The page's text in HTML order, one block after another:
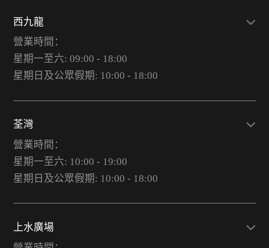
西九龍
營業時間：
星期一至六: 09:00 - 18:00
星期日及公眾假期: 10:00 - 18:00
荃灣
營業時間：
星期一至六: 10:00 - 19:00
星期日及公眾假期: 10:00 - 18:00
上水廣場